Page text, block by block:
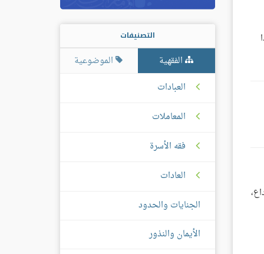
التصنيفات
الفقهية
الموضوعية
العبادات
المعاملات
فقه الأسرة
العادات
الجنايات والحدود
الأيمان والنذور